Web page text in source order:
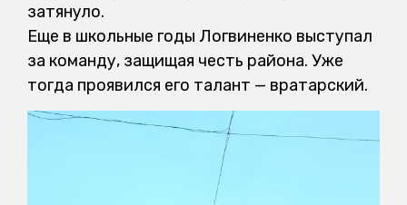
затянуло.
Еще в школьные годы Логвиненко выступал
за команду, защищая честь района. Уже
тогда проявился его талант — вратарский.